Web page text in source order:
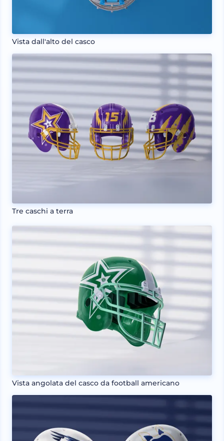
Vista dall'alto del casco
Tre caschi a terra
Vista angolata del casco da football americano